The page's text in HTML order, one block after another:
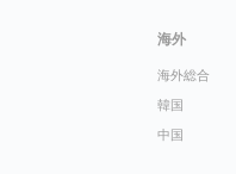
海外
海外総合
韓国
中国